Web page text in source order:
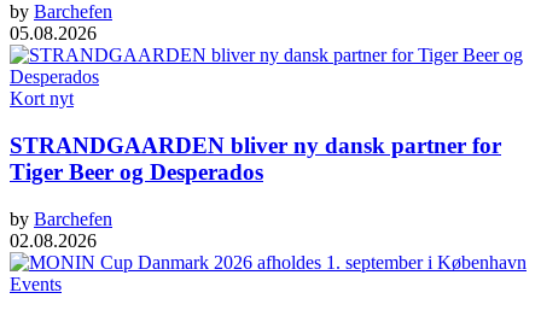
by Barchefen
05.08.2026
Kort nyt
STRANDGAARDEN bliver ny dansk partner for
Tiger Beer og Desperados
by Barchefen
02.08.2026
Events